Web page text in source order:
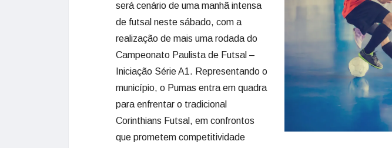
será cenário de uma manhã intensa
de futsal neste sábado, com a
realização de mais uma rodada do
Campeonato Paulista de Futsal –
Iniciação Série A1. Representando o
município, o Pumas entra em quadra
para enfrentar o tradicional
Corinthians Futsal, em confrontos
que prometem competitividade